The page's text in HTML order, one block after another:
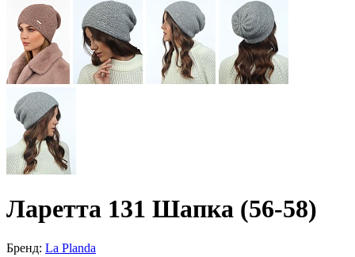
Ларетта 131 Шапка (56-58)
Бренд: La Planda